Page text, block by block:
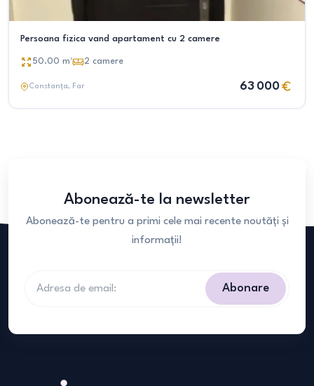
Persoana fizica vand apartament cu 2 camere
50.00 m² 2 camere
Constanța, Far 63 000
Abonează-te la newsletter
Abonează-te pentru a primi cele mai recente noutăți și
informații!
Abonare